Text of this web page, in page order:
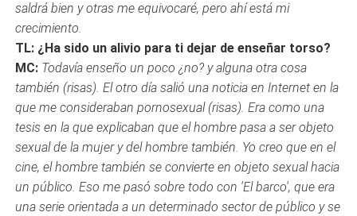
saldrá bien y otras me equivocaré, pero ahí está mi
crecimiento.
TL: ¿Ha sido un alivio para ti dejar de enseñar torso?
MC: Todavía enseño un poco ¿no? y alguna otra cosa
también (risas). El otro día salió una noticia en Internet en la
que me consideraban pornosexual (risas). Era como una
tesis en la que explicaban que el hombre pasa a ser objeto
sexual de la mujer y del hombre también. Yo creo que en el
cine, el hombre también se convierte en objeto sexual hacia
un público. Eso me pasó sobre todo con 'El barco', que era
una serie orientada a un determinado sector de público y se